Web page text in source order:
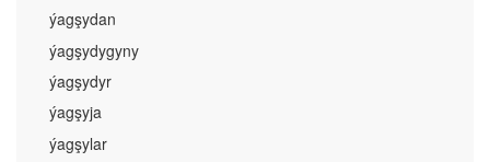
ýagşydan
ýagşydygyny
ýagşydyr
ýagşyja
ýagşylar